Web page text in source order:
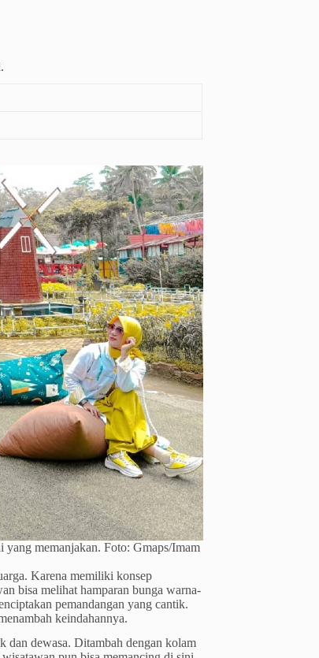
yang memanjakan. Foto: Gmaps/Imam
Karena memiliki konsep
bisa melihat hamparan bunga warna-
pemandangan yang cantik.
keindahannya.
dan dewasa. Ditambah dengan kolam